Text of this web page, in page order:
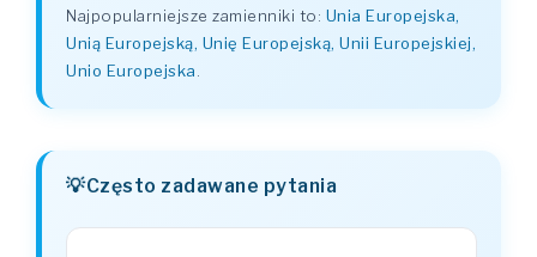
Najpopularniejsze zamienniki to: Unia Europejska,
Unią Europejską, Unię Europejską, Unii Europejskiej,
Unio Europejska.
Często zadawane pytania